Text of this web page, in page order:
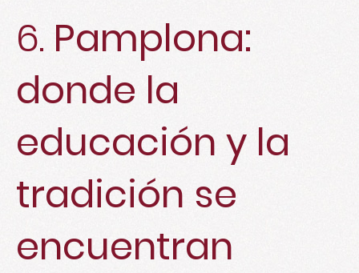
6. Pamplona:
donde la
educación y la
tradición se
encuentran